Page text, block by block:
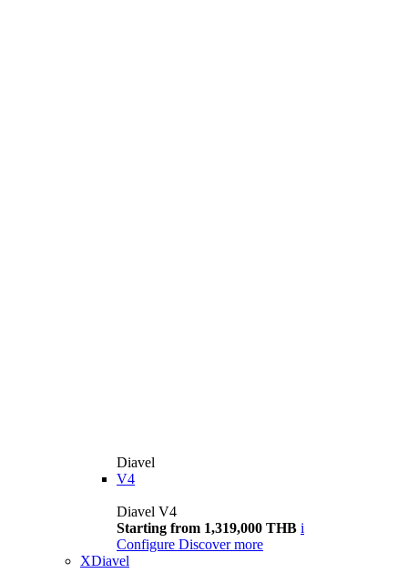
Diavel
V4
Diavel V4
Starting from 1,319,000 THB i
Configure Discover more
XDiavel